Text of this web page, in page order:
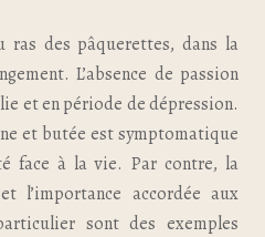
ras des pâquerettes, dans la
L’absence de passion
et en période de dépression.
et butée est symptomatique
face à la vie. Par contre, la
l’importance accordée aux
sont des exemples